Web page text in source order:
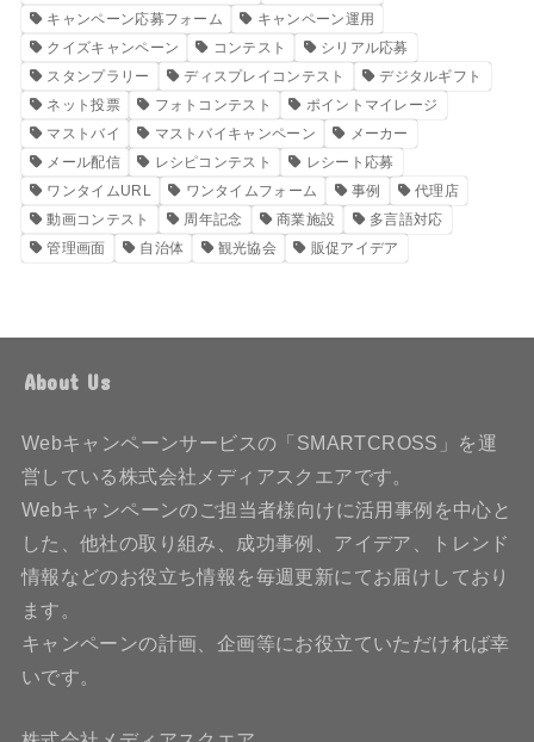
キャンペーン応募フォーム
キャンペーン運用
クイズキャンペーン
コンテスト
シリアル応募
スタンプラリー
ディスプレイコンテスト
デジタルギフト
ネット投票
フォトコンテスト
ポイントマイレージ
マストバイ
マストバイキャンペーン
メーカー
メール配信
レシピコンテスト
レシート応募
ワンタイムURL
ワンタイムフォーム 事例
代理店
動画コンテスト
周年記念 商業施設
多言語対応
管理画面
自治体 観光協会 販促アイデア
About Us
Webキャンペーンサービスの「SMARTCROSS」を運
営している株式会社メディアスクエアです。
Webキャンペーンのご担当者様向けに活用事例を中心と
した、他社の取り組み、成功事例、アイデア、トレンド
情報などのお役立ち情報を毎週更新にてお届けしており
ます。
キャンペーンの計画、企画等にお役立ていただければ幸
いです。